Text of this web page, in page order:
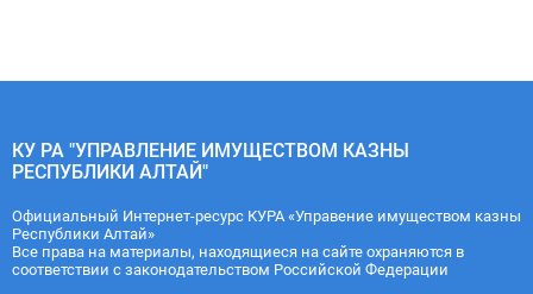
КУ РА "УПРАВЛЕНИЕ ИМУЩЕСТВОМ КАЗНЫ
РЕСПУБЛИКИ АЛТАЙ"
Официальный Интернет-ресурс КУРА «Управение имуществом казны
Республики Алтай»
Все права на материалы, находящиеся на сайте охраняются в
соответствии с законодательством Российской Федерации